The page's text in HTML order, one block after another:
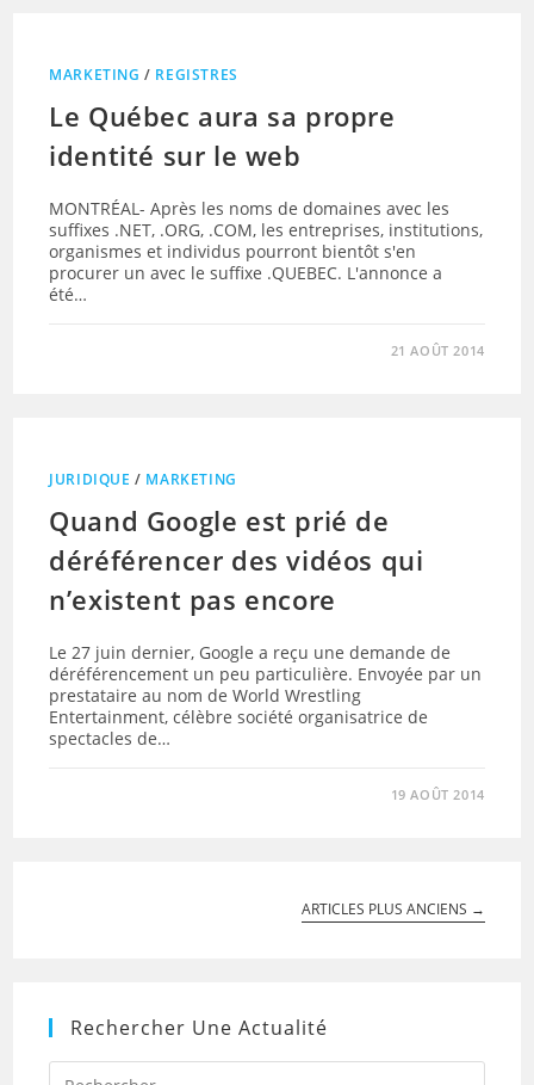
MARKETING / REGISTRES
Le Québec aura sa propre
identité sur le web
MONTRÉAL- Après les noms de domaines avec les
suffixes .NET, .ORG, .COM, les entreprises, institutions,
organismes et individus pourront bientôt s'en
procurer un avec le suffixe .QUEBEC. L'annonce a
été…
21 AOÛT 2014
JURIDIQUE / MARKETING
Quand Google est prié de
déréférencer des vidéos qui
n’existent pas encore
Le 27 juin dernier, Google a reçu une demande de
déréférencement un peu particulière. Envoyée par un
prestataire au nom de World Wrestling
Entertainment, célèbre société organisatrice de
spectacles de…
19 AOÛT 2014
ARTICLES PLUS ANCIENS →
Rechercher Une Actualité
Press